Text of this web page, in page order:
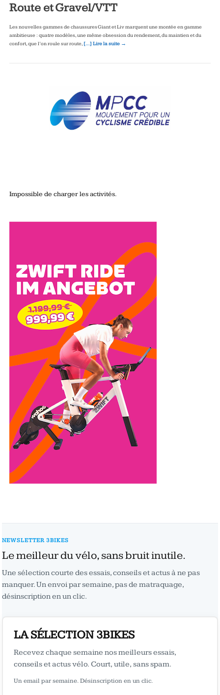
Route et Gravel/VTT
Les nouvelles gammes de chaussures Giant et Liv marquent une montée en gamme
ambitieuse : quatre modèles, une même obsession du rendement, du maintien et du
confort, que l’on roule sur route, […] Lire la suite →
Impossible de charger les activités.
NEWSLETTER 3BIKES
Le meilleur du vélo, sans bruit inutile.
Une sélection courte des essais, conseils et actus à ne pas
manquer. Un envoi par semaine, pas de matraquage,
désinscription en un clic.
LA SÉLECTION 3BIKES
Recevez chaque semaine nos meilleurs essais,
conseils et actus vélo. Court, utile, sans spam.
Un email par semaine. Désinscription en un clic.